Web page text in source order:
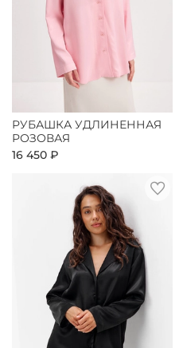
РУБАШКА УДЛИНЕННАЯ
РОЗОВАЯ
16 450 ₽